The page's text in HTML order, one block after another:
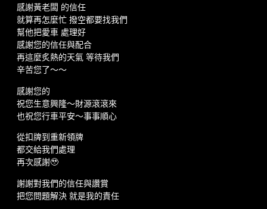
感謝黃老闆 的信任
就算再怎麼忙 撥空都要找我們
幫他把愛車 處理好
感謝您的信任與配合
再這麼炙熱的天氣 等待我們
辛苦您了～～
感謝您的
祝您生意興隆～財源滾滾來
也祝您行車平安～事事順心
從扣牌到重新領牌
都交給我們處理
再次感謝🥹
謝謝對我們的信任與讚賞
把您問題解決 就是我的責任